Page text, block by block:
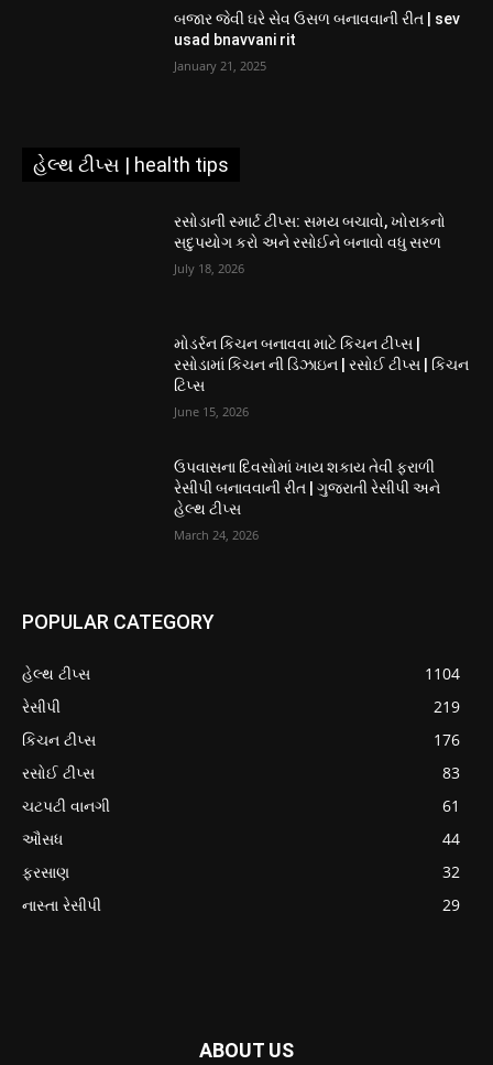
બજાર જેવી ઘરે સેવ ઉસળ બનાવવાની રીત | sev
usad bnavvani rit
January 21, 2025
હેલ્થ ટીપ્સ | health tips
રસોડાની સ્માર્ટ ટીપ્સ: સમય બચાવો, ખોરાકનો
સદુપયોગ કરો અને રસોઈને બનાવો વધુ સરળ
July 18, 2026
મોડર્રન કિચન બનાવવા માટે કિચન ટીપ્સ |
રસોડામાં કિચન ની ડિઝાઇન | રસોઈ ટીપ્સ | કિચન
ટિપ્સ
June 15, 2026
ઉપવાસના દિવસોમાં ખાય શકાય તેવી ફરાળી
રેસીપી બનાવવાની રીત | ગુજરાતી રેસીપી અને
હેલ્થ ટીપ્સ
March 24, 2026
POPULAR CATEGORY
હેલ્થ ટીપ્સ
1104
રેસીપી
219
કિચન ટીપ્સ
176
રસોઈ ટીપ્સ
83
ચટપટી વાનગી
61
ઔસધ
44
ફરસાણ
32
નાસ્તા રેસીપી
29
ABOUT US